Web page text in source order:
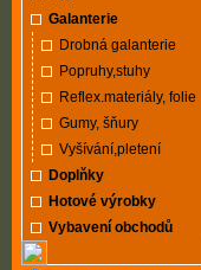
Galanterie
Drobná galanterie
Popruhy,stuhy
Reflex.materiály, folie
Gumy, šňury
Vyšívání,pletení
Doplňky
Hotové výrobky
Vybavení obchodů